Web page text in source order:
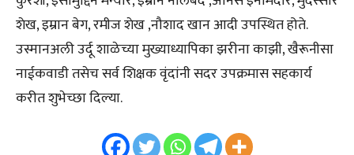
शेख, इम्रान बेग, रमीज शेख ,नौशाद खान आदी उपस्थित होते.
उस्मानअली उर्दू शाळेच्या मुख्याध्यापिका झरीना काझी, खैरूनीसा
नाईकवाडी तसेच सर्व शिक्षक वृंदांनी सदर उपक्रमास सहकार्य
करीत शुभेच्छा दिल्या.